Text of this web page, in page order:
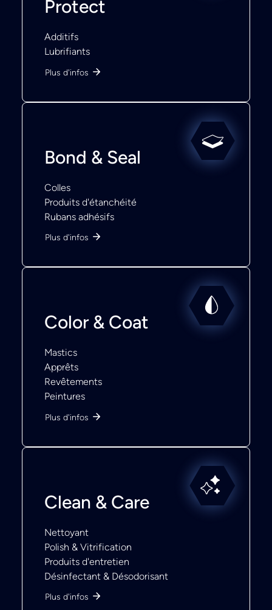
Protect
Additifs
Lubrifiants
Plus d'infos
Bond & Seal
Colles
Produits d'étanchéité
Rubans adhésifs
Plus d'infos
Color & Coat
Mastics
Apprêts
Revêtements
Peintures
Plus d'infos
Clean & Care
Nettoyant
Polish & Vitrification
Produits d'entretien
Désinfectant & Désodorisant
Plus d'infos